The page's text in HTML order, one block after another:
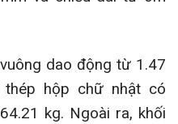
dao động từ 1.47
hộp chữ nhật có
kg. Ngoài ra, khối